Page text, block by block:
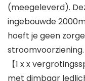
(meegeleverd).
ingebouwde
hoeft je geen
stroomvoorziening.
【1 x x
met dimbaar